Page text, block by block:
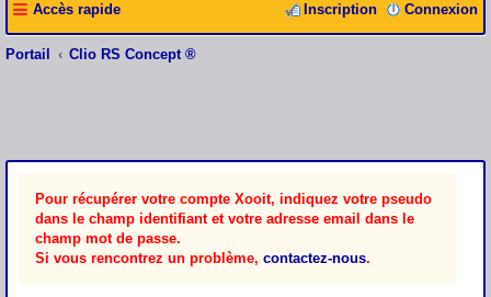
Accès rapide Connexion
Inscription
Portail Clio RS Concept ®
Pour récupérer votre compte Xooit, indiquez votre pseudo
dans le champ identifiant et votre adresse email dans le
champ mot de passe.
Si vous rencontrez un problème, contactez-nous.